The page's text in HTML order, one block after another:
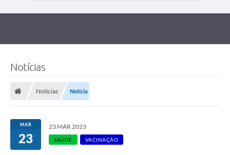
Notícias
Notícias Notícia
MAR
23
23 MAR 2023
SAÚDE VACINAÇÃO